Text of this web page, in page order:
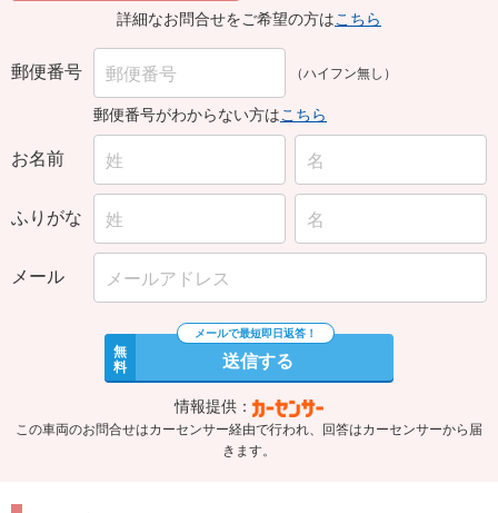
詳細なお問合せをご希望の方はこちら
郵便番号 （ハイフン無し）
郵便番号がわからない方はこちら
お名前
ふりがな
メール
無
料 送信する
情報提供：
この車両のお問合せはカーセンサー経由で行われ、回答はカーセンサーから届
きます。